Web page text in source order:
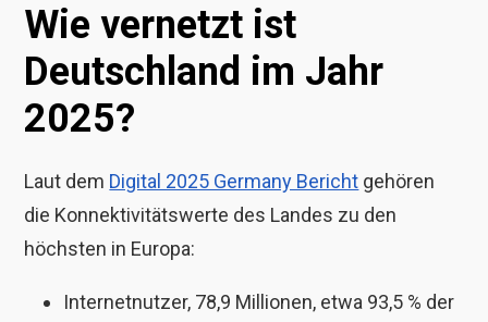
Wie vernetzt ist
Deutschland im Jahr
2025?
Laut dem Digital 2025 Germany Bericht gehören
die Konnektivitätswerte des Landes zu den
höchsten in Europa:
Internetnutzer, 78,9 Millionen, etwa 93,5 % der